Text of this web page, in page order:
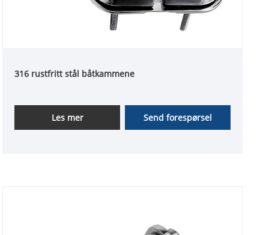
316 rustfritt stål båtkammene
Les mer Send forespørsel